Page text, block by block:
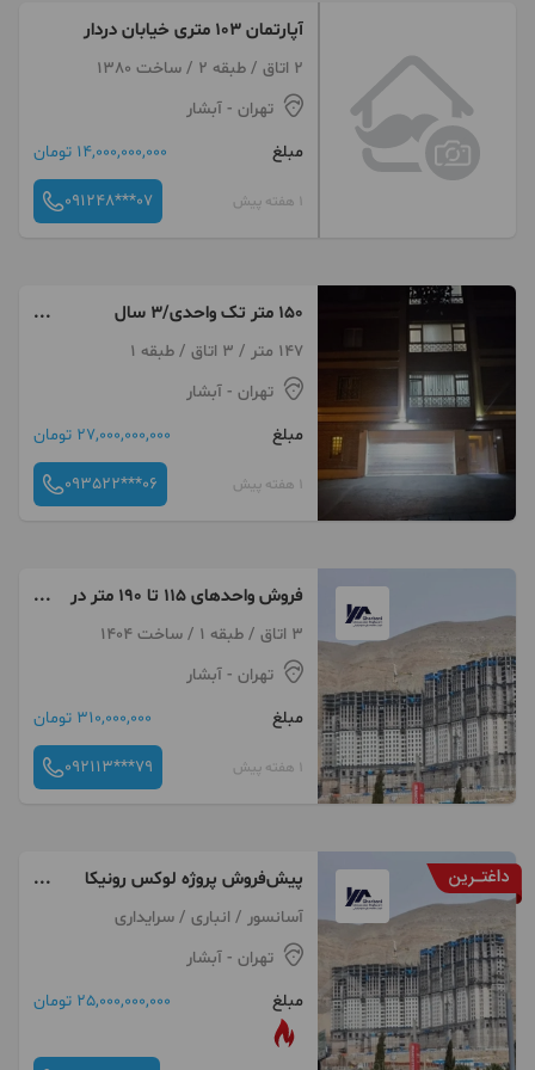
آپارتمان ۱۰۳ متری خیابان دردار
2 اتاق / طبقه 2 / ساخت 1380
تهران - آبشار
مبلغ
14,000,000,000 تومان
1 هفته پیش 091248***07
۱۵۰ متر تک واحدی/۳ سال
ساخت/دو نبش/سند تک برگ
147 متر / 3 اتاق / طبقه 1
تهران - آبشار
مبلغ
27,000,000,000 تومان
1 هفته پیش 093522***06
فروش واحدهای ۱۱۵ تا ۱۹۰ متر در
نگین مناطق تهران
3 اتاق / طبقه 1 / ساخت 1404
تهران - آبشار
مبلغ
310,000,000 تومان
1 هفته پیش 092113***79
پیش‌فروش پروژه لوکس رونیکا
پالاس آبشار سازه حاج رحیم
قربانی منطقه ۲۲ تهران
آسانسور / انباری / سرایداری
تهران - آبشار
مبلغ
25,000,000,000 تومان